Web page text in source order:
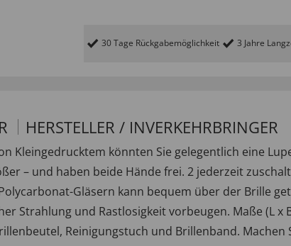
30 Tage Rückgabemöglichkeit 3 Jahre
HERSTELLER / INVERKEHRBRINGER
Kleingedrucktem könnten Sie gelegentlich eine
– und haben beide Hände frei. 2 jederzeit
Gläsern kann bequem über der Brille
Strahlung und Rastlosigkeit vorbeugen. Maße (L x
Reinigungstuch und Brillenband. Machen